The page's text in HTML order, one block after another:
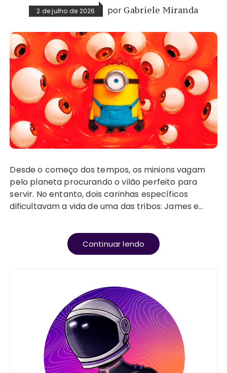
2 de julho de 2026 por Gabriele Miranda
Desde o começo dos tempos, os minions vagam
pelo planeta procurando o vilão perfeito para
servir. No entanto, dois carinhas específicos
dificultavam a vida de uma das tribos: James e…
Continuar lendo